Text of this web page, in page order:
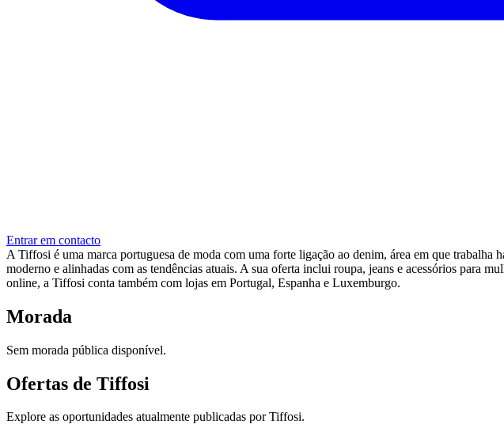
Entrar em contacto
A Tiffosi é uma marca portuguesa de moda com uma forte ligação ao denim, área em que
moderno e alinhadas com as tendências atuais. A sua oferta inclui roupa, jeans e acessórios para
online, a Tiffosi conta também com lojas em Portugal, Espanha e Luxemburgo.
Morada
Sem morada pública disponível.
Ofertas de Tiffosi
Explore as oportunidades atualmente publicadas por Tiffosi.